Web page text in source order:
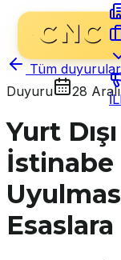
Tüm duyurular
Duyuru
28
Yurt
İstinabe